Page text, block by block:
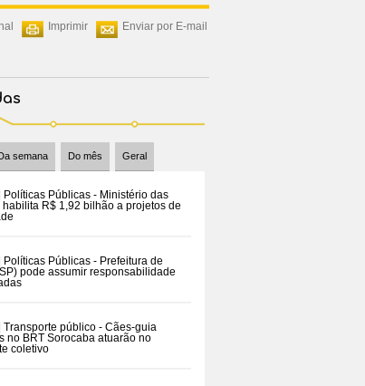
Enviar por E-mail
Imprimir
semana Do mês Geral
Políticas Públicas - Ministério das
R$ 1,92 bilhão a projetos de
Políticas Públicas - Prefeitura de
pode assumir responsabilidade
Transporte público - Cães-guia
no BRT Sorocaba atuarão no
coletivo